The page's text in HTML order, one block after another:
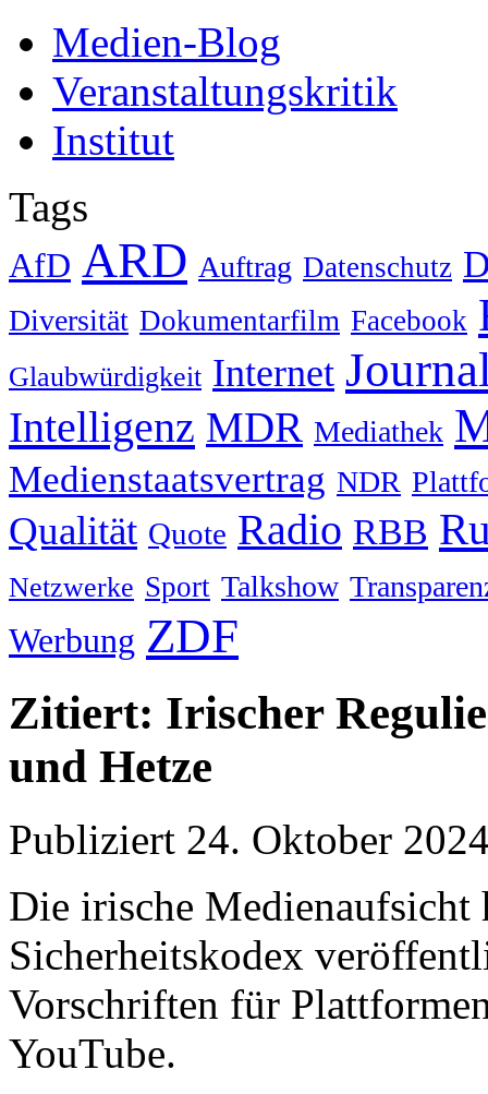
Medien-Blog
Veranstaltungskritik
Institut
Tags
AfD ARD Auftrag Datenschutz
Diversität Dokumentarfilm Facebook
Glaubwürdigkeit Internet
Intelligenz MDR Mediathek
Medienstaatsvertrag NDR
Qualität Quote Radio RBB
Netzwerke Sport Talkshow
Werbung ZDF
Zitiert: Irischer
und Hetze​
Publiziert 24. Oktober
Die irische Medienaufsicht
Sicherheitskodex
Vorschriften für
YouTube.​